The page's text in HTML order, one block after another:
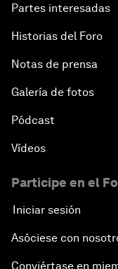
Partes interesadas
Historias del Foro
Notas de prensa
Galería de fotos
Pódcast
Vídeos
Participe en el
Iniciar sesión
Asóciese con
Conviértase en